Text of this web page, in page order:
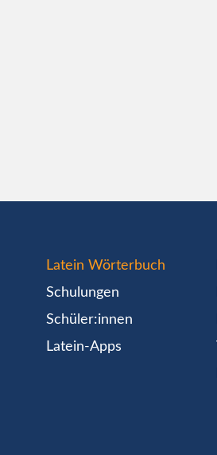
Latein Wörterbuch
Schulungen
Schüler:innen
Latein-Apps